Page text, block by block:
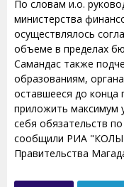
По словам и.о.
министерства
осуществлялось
объеме в пределах
Самандас также
образованиям,
оставшееся до конца
приложить максимум
себя обязательств
сообщили РИА
Правительства